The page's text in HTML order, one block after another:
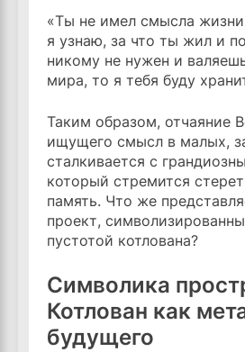
«Ты не имел смысла
я узнаю, за что ты жил и
никому не нужен и
мира, то я тебя буду
Таким образом, отчаяние
ищущего смысл в малых,
сталкивается с
который стремится
память. Что же
проект,
пустотой котлована?
Символика
Котлован как
будущего